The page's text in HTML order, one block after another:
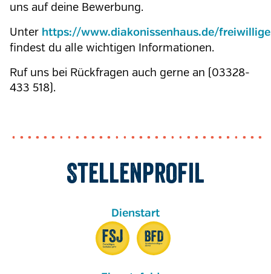
uns auf deine Bewerbung.
Unter https://www.diakonissenhaus.de/
findest du alle wichtigen Informationen.
Ruf uns bei Rückfragen auch gerne an (03328-
433 518).
Stellenprofil